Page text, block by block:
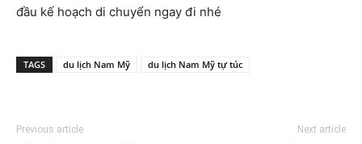
đầu kế hoạch di chuyển ngay đi nhé
TAGS du lịch Nam Mỹ du lịch Nam Mỹ tự túc
Previous article Next article